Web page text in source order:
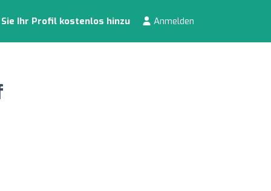
Sie Ihr Profil kostenlos hinzu Anmelden